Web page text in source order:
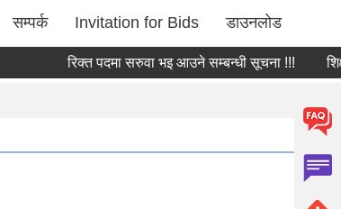
सम्पर्क Invitation for Bids डाउनलोड
रिक्त पदमा सरुवा भइ आउने सम्बन्धी सूचना !!! शिक्षक